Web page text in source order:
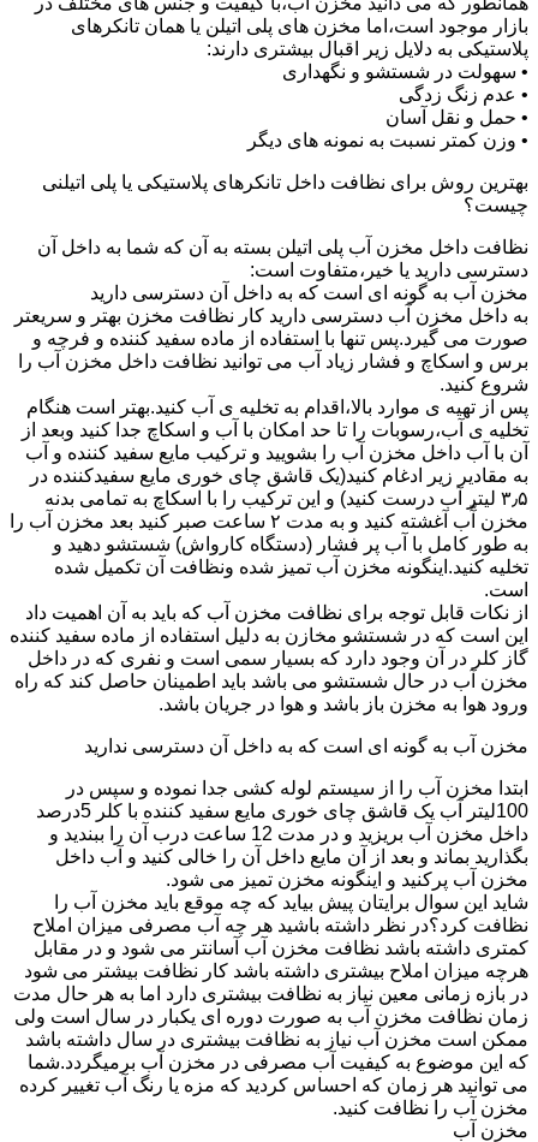
بازار موجود است،اما مخزن های پلی اتیلن یا همان تانکرهای
پلاستیکی به دلایل زیر اقبال بیشتری دارند:
• سهولت در شستشو و نگهداری
• عدم زنگ زدگی
• حمل و نقل آسان
• وزن کمتر نسبت به نمونه های دیگر
بهترین روش برای نظافت داخل تانکرهای پلاستیکی یا پلی اتیلنی
چیست؟
نظافت داخل مخزن آب پلی اتیلن بسته به آن که شما به داخل آن
دسترسی دارید یا خیر،متفاوت است:
مخزن آب به گونه ای است که به داخل آن دسترسی دارید
به داخل مخزن آب دسترسی دارید کار نظافت مخزن بهتر و سریعتر
صورت می گیرد.پس تنها با استفاده از ماده سفید کننده و فرچه و
برس و اسکاچ و فشار زیاد آب می توانید نظافت داخل مخزن آب را
شروع کنید.
پس از تهیه ی موارد بالا،اقدام به تخلیه ی آب کنید.بهتر است هنگام
تخلیه ی آب،رسوبات را تا حد امکان با آب و اسکاچ جدا کنید وبعد از
آن با آب داخل مخزن آب را بشویید و ترکیب مایع سفید کننده و آب
به مقادیر زیر ادغام کنید(یک قاشق چای خوری مایع سفیدکننده در
۳٫۵ لیتر آب درست کنید) و این ترکیب را با اسکاچ به تمامی بدنه
مخزن آّب آغشته کنید و به مدت ۲ ساعت صبر کنید بعد مخزن آب را
به طور کامل با آب پر فشار (دستگاه کارواش) شستشو دهید و
تخلیه کنید.اینگونه مخزن آب تمیز شده ونظافت آن تکمیل شده
است.
از نکات قابل توجه برای نظافت مخزن آب که باید به آن اهمیت داد
این است که در شستشو مخازن به دلیل استفاده از ماده سفید کننده
گاز کلر در آن وجود دارد که بسیار سمی است و نفری که در داخل
مخزن آب در حال شستشو می باشد باید اطمینان حاصل کند که راه
ورود هوا به مخزن باز باشد و هوا در جریان باشد.
مخزن آب به گونه ای است که به داخل آن دسترسی ندارید
ابتدا مخزن آب را از سیستم لوله کشی جدا نموده و سپس در
100لیتر آب یک قاشق چای خوری مایع سفید کننده با کلر 5درصد
داخل مخزن آب بریزید و در مدت 12 ساعت درب آن را ببندید و
بگذارید بماند و بعد از آن مایع داخل آن را خالی کنید و آب داخل
مخزن آب پرکنید و اینگونه مخزن تمیز می شود.
شاید این سوال برایتان پیش بیاید که چه موقع باید مخزن آب را
نظافت کرد؟در نظر داشته باشید هر چه آب مصرفی میزان املاح
کمتری داشته باشد نظافت مخزن آب آسانتر می شود و در مقابل
هرچه میزان املاح بیشتری داشته باشد کار نظافت بیشتر می شود
در بازه زمانی معین نیاز به نظافت بیشتری دارد اما به هر حال مدت
زمان نظافت مخزن آب به صورت دوره ای یکبار در سال است ولی
ممکن است مخزن آب نیاز به نظافت بیشتری در سال داشته باشد
که این موضوع به کیفیت آب مصرفی در مخزن آب برمیگردد.شما
می توانید هر زمان که احساس کردید که مزه یا رنگ آب تغییر کرده
مخزن آب را نظافت کنید.
مخزن آب